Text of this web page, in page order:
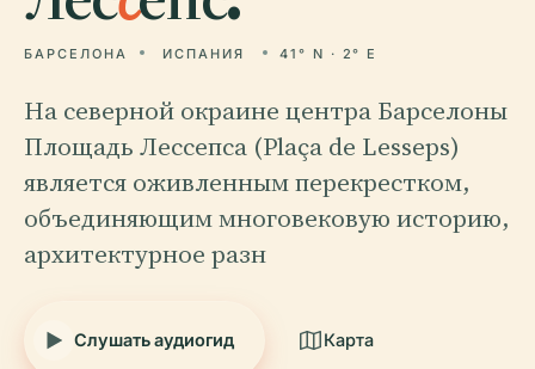
БАРСЕЛОНА ИСПАНИЯ 41° N · 2° E
На северной окраине центра Барселоны
Площадь Лессепса (Plaça de Lesseps)
является оживленным перекрестком,
объединяющим многовековую историю,
архитектурное разн
Слушать аудиогид Карта